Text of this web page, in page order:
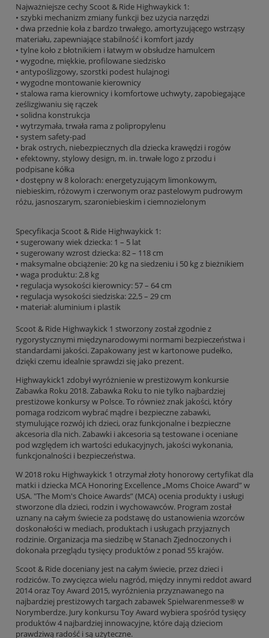
Najważniejsze cechy Scoot & Ride Highwaykick 1:
• szybki mechanizm zmiany funkcji bez użycia narzędzi
• dwa przednie koła z bardzo trwałego, amortyzującego wstrząsy
materiału, zapewniające stabilność i komfort jazdy
• tylne koło z błotnikiem i łatwym w obsłudze hamulcem
• wygodne, miękkie, profilowane siedzisko
• antypoślizgowy, szorstki podest hulajnogi
• wygodne montowanie kierownicy
• stalowa rama kierownicy i komfortowe uchwyty, zapobiegające
ześlizgiwaniu się rączek
• solidna konstrukcja
• wytrzymała, trwała rama z polipropylenu
• system safety-pad
• brak ostrych, niebezpiecznych dla dziecka krawędzi i rogów
• efektowny, stylowy design, m. in. trwałe logo z przodu i
podpisane kółka
• dostępny w 8 kolorach: energetyzującym limonkowym,
niebieskim, różowym i czerwonym oraz pastelowym pudrowym
różu, jasnoszarym, szaroniebieskim i ciemnozielonym
Specyfikacja Scoot & Ride Highwaykick 1:
• sugerowany wiek dziecka: 1 – 5 lat
• sugerowany wzrost dziecka: 82 – 118 cm
• maksymalne obciążenie: 20 kg na siedzeniu i 50 kg z bieżnikiem
• waga produktu: 2,8 kg
• regulacja wysokości kierownicy: 57 – 64 cm
• regulacja wysokości siedziska: 22,5 – 29 cm
• materiał: aluminium i plastik
Scoot & Ride Highwaykick 1 stworzony został zgodnie z
rygorystycznymi międzynarodowymi normami bezpieczeństwa i
standardami jakości. Zapakowany jest w kartonowe pudełko,
dzięki czemu idealnie sprawdzi się jako prezent.
Highwaykick1 zdobył wyróżnienie w prestiżowym konkursie
Zabawka Roku 2018. Zabawka Roku to nie tylko najbardziej
prestiżowe konkursy w Polsce. To również znak jakości, który
pomaga rodzicom wybrać mądre i bezpieczne zabawki,
stymulujące rozwój ich dzieci, oraz funkcjonalne i bezpieczne
akcesoria dla nich. Zabawki i akcesoria są testowane i oceniane
pod względem ich wartości edukacyjnych, jakości wykonania,
funkcjonalności i bezpieczeństwa.
W 2018 roku Highwaykick 1 otrzymał złoty honorowy certyfikat dla
matki i dziecka MCA Honoring Excellence „Moms Choice Award” w
USA. "The Mom's Choice Awards” (MCA) ocenia produkty i usługi
stworzone dla dzieci, rodzin i wychowawców. Program został
uznany na całym świecie za podstawę do ustanowienia wzorców
doskonałości w mediach, produktach i usługach przyjaznych
rodzinie. Organizacja ma siedzibę w Stanach Zjednoczonych i
dokonała przeglądu tysięcy produktów z ponad 55 krajów.
Scoot & Ride doceniany jest na całym świecie, przez dzieci i
rodziców. To zwycięzca wielu nagród, między innymi reddot award
2014 oraz Toy Award 2015, wyróżnienia przyznawanego na
najbardziej prestiżowych targach zabawek Spielwarenmesse® w
Norymberdze. Jury konkursu Toy Award wybiera spośród tysięcy
produktów 4 najbardziej innowacyjne, które dają dzieciom
prawdziwą radość i są użyteczne.